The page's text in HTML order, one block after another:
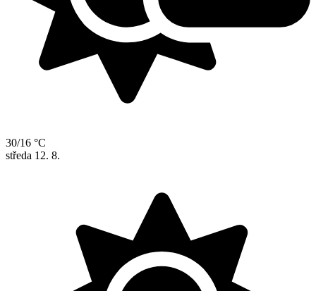
30/16 °C
středa 12. 8.